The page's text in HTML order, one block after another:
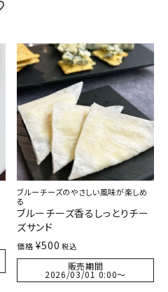
ブルーチーズのやさしい風味が楽しめ
る
ブルーチーズ香るしっとりチー
ズサンド
価格 ¥500 税込
販売期間
2026/03/01 0:00〜